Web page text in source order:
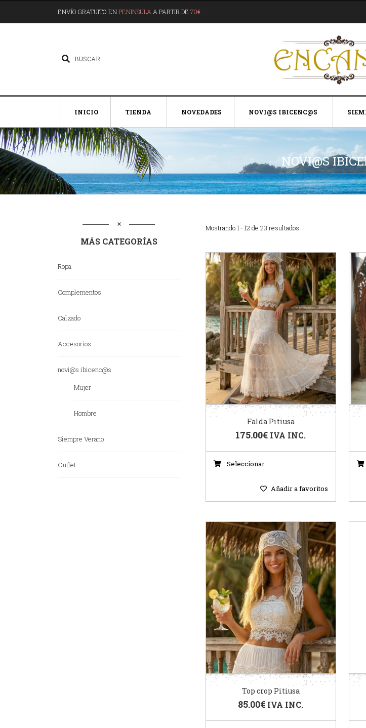
ENVÍO GRATUITO ENPENINSULA A PARTIR DE 70€
INICIO TIENDA NOVEDADES NOVI@S IBICENC@S
NOVI@S
Mostrando 1–12 de 23 resultados
Falda Pitiusa
175.00€ IVA INC.
Seleccionar
Añadir a favoritos
Top crop Pitiusa
85.00€ IVA INC.
MÁS CATEGORÍAS
Ropa
Complementos
Calzado
Accesorios
novi@s ibicenc@s
Mujer
Hombre
Siempre Verano
Outlet